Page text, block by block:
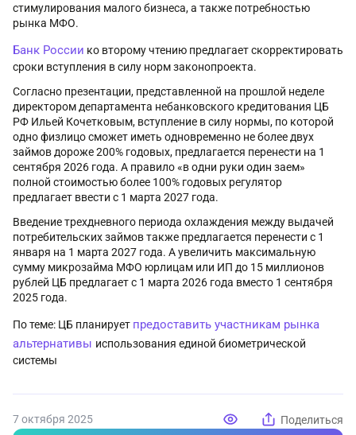
стимулирования малого бизнеса, а также потребностью
рынка МФО.
Банк России ко второму чтению предлагает скорректировать
сроки вступления в силу норм законопроекта.
Согласно презентации, представленной на прошлой неделе
директором департамента небанковского кредитования ЦБ
РФ Ильей Кочетковым, вступление в силу нормы, по которой
одно физлицо сможет иметь одновременно не более двух
займов дороже 200% годовых, предлагается перенести на 1
сентября 2026 года. А правило «в одни руки один заем»
полной стоимостью более 100% годовых регулятор
предлагает ввести с 1 марта 2027 года.
Введение трехдневного периода охлаждения между выдачей
потребительских займов также предлагается перенести с 1
января на 1 марта 2027 года. А увеличить максимальную
сумму микрозайма МФО юрлицам или ИП до 15 миллионов
рублей ЦБ предлагает с 1 марта 2026 года вместо 1 сентября
2025 года.
По теме: ЦБ планирует предоставить участникам рынка
альтернативы использования единой биометрической
системы
7 октября 2025 Поделиться